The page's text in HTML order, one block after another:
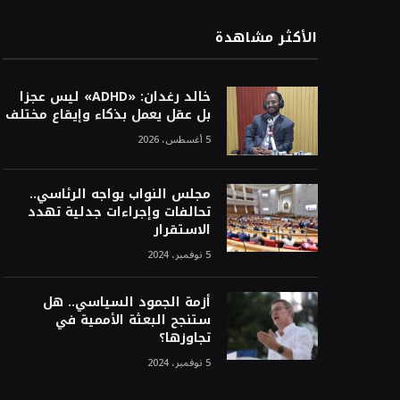
الأكثر مشاهدة
خالد رغدان: «ADHD» ليس عجزا
بل عقل يعمل بذكاء وإيقاع مختلف
5 أغسطس، 2026
مجلس النواب يواجه الرئاسي..
تحالفات وإجراءات جدلية تهدد
الاستقرار
5 نوفمبر، 2024
أزمة الجمود السياسي.. هل
ستنجح البعثة الأممية في
تجاوزها؟
5 نوفمبر، 2024